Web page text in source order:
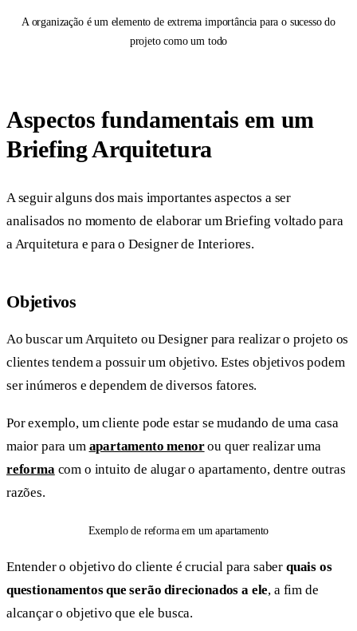
A organização é um elemento de extrema importância para o sucesso do
projeto como um todo
Aspectos fundamentais em um
Briefing Arquitetura
A seguir alguns dos mais importantes aspectos a ser
analisados no momento de elaborar um Briefing voltado para
a Arquitetura e para o Designer de Interiores.
Objetivos
Ao buscar um Arquiteto ou Designer para realizar o projeto os
clientes tendem a possuir um objetivo. Estes objetivos podem
ser inúmeros e dependem de diversos fatores.
Por exemplo, um cliente pode estar se mudando de uma casa
maior para um apartamento menorou quer realizar uma
reformacom o intuito de alugar o apartamento, dentre outras
razões.
Exemplo de reforma em um apartamento
Entender o objetivo do cliente é crucial para saber quais os
questionamentos que serão direcionados a ele, a fim de
alcançar o objetivo que ele busca.